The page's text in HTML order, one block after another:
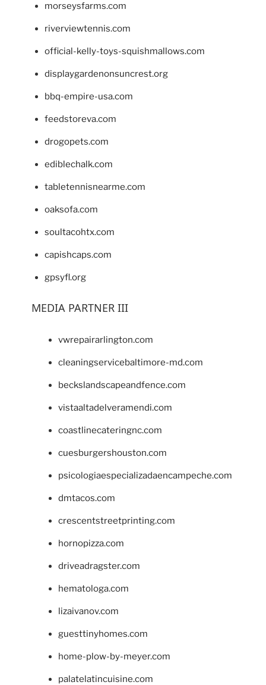
morseysfarms.com
riverviewtennis.com
official-kelly-toys-squishmallows.com
displaygardenonsuncrest.org
bbq-empire-usa.com
feedstoreva.com
drogopets.com
ediblechalk.com
tabletennisnearme.com
oaksofa.com
soultacohtx.com
capishcaps.com
gpsyfl.org
MEDIA PARTNER III
vwrepairarlington.com
cleaningservicebaltimore-md.com
beckslandscapeandfence.com
vistaaltadelveramendi.com
coastlinecateringnc.com
cuesburgershouston.com
psicologiaespecializadaencampeche.com
dmtacos.com
crescentstreetprinting.com
hornopizza.com
driveadragster.com
hematologa.com
lizaivanov.com
guesttinyhomes.com
home-plow-by-meyer.com
palatelatincuisine.com